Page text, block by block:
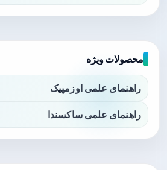
محصولات ویژه
راهنمای علمی اوزمپیک
راهنمای علمی ساکسندا